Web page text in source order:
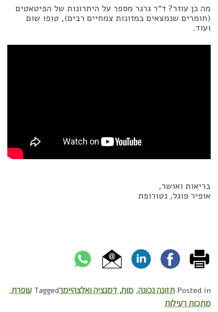
מה כן עוזר? ד״ר גרגר מספר על היתרונות של הפיטאטים
(חומרים שנמצאים במזונות צמחיים רבים), טופו שום
ועוד.
בריאות ואושר,
אופיר פוגל, נטורופת
Posted in תזונה נכונה, מוח, דמנציה ואלצהיימרTagged עופרת,
מתכות רעילות